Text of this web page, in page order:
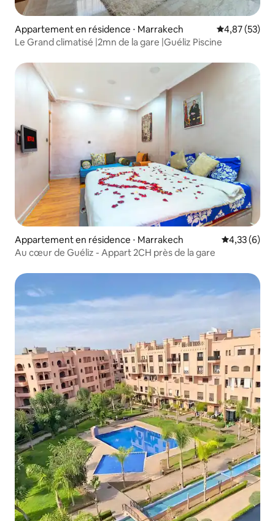
Appartement en résidence ⋅ Marrakech Évaluation
4,87 (53)
Le Grand climatisé |2mn de la gare |Guéliz Piscine
Appartement en résidence ⋅ Marrakech Évaluation
4,33 (6)
Au cœur de Guéliz - Appart 2CH près de la gare